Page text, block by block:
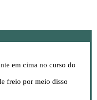
em cima no curso do
freio por meio disso